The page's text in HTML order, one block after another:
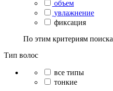
объем
увлажнение
фиксация
По этим критериям
Тип волос
все типы
тонкие